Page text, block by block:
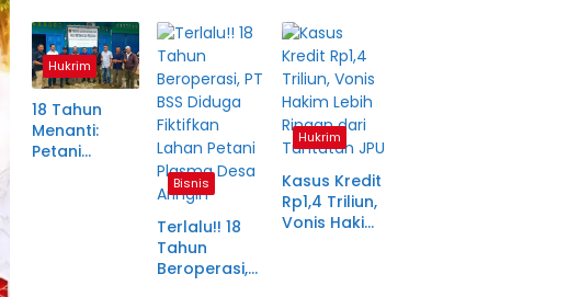
di
Pagaralam
Memasuki
Babak Akhir,
Enam
Terdakwa
Dituntut 2,5
Tahun
Penjara
Hukrim
18 Tahun
Menanti:
Petani
Bisnis
Terlalu!! 18
Tahun
Beroperasi,
Hukrim
Kasus Kredit
Rp1,4 Triliun,
Vonis Hakim